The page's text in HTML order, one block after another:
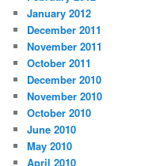
January 2012
December 2011
November 2011
October 2011
December 2010
November 2010
October 2010
June 2010
May 2010
April 2010